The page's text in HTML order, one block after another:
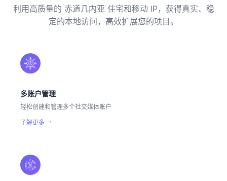
利用高质量的 赤道几内亚 住宅和移动 IP，获得真实、稳
定的本地访问，高效扩展您的项目。
多账户管理
轻松创建和管理多个社交媒体账户
了解更多